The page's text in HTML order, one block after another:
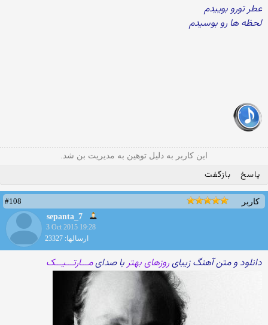
عطر تورو بوییدم
لحظه ها رو بوسیدم
این کاربر به دلیل توهین به مدیریت بن شد.
پاسخ بازگفت
کاربر
#108
sepanta_7
3 Oct 2015 19:28
ارسالها: 23327
دانلود و متن آهنگ زیبایروزهای بهتربا صدایمـــارتـــیـــک